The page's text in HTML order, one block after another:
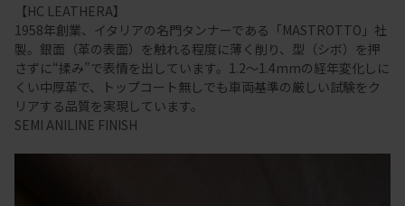
【HC LEATHERA】
1958年創業、イタリアの名門タンナーである「MASTROTTO」社
製。銀面（革の表面）を触れる程度に薄く削り、型（シボ）を押
さずに“揉み”で表情を出しています。1.2～1.4mmの経年変化しに
くい中厚革で、トップコート無しでも車両基準の厳しい試験をク
リアする品質を実現しています。
SEMI ANILINE FINISH